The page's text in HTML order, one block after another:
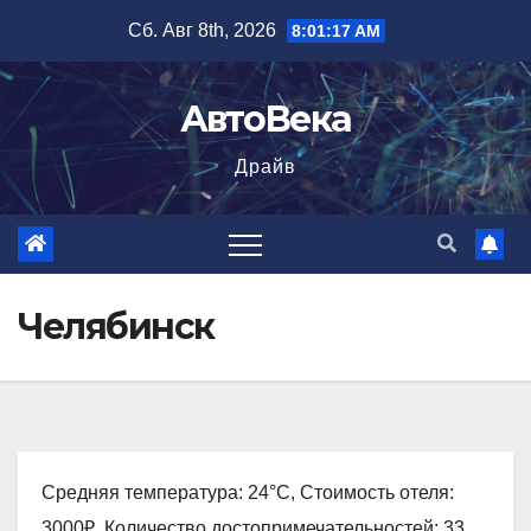
содержимому
Сб. Авг 8th, 2026 8:01:18 AM
АвтоВека
Драйв
Челябинск
Средняя температура: 24°C, Стоимость отеля: